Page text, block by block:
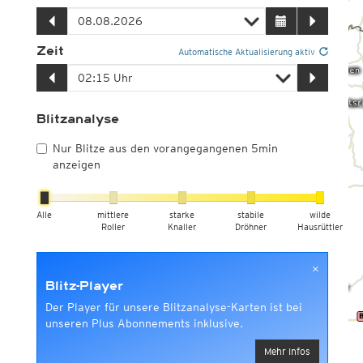
Zeit Automatische Aktualisierung aktiv
Blitzanalyse
Nur Blitze aus den vorangegangenen 5min
anzeigen
Alle
mittlere
Roller
starke
Knaller
stabile
Dröhner
wilde
Hausrüttler
×
Blitz-Player
Der Player für unsere Blitzanalyse-Karten ist bei
unseren Plus Abonnements inklusive.
Mehr Infos